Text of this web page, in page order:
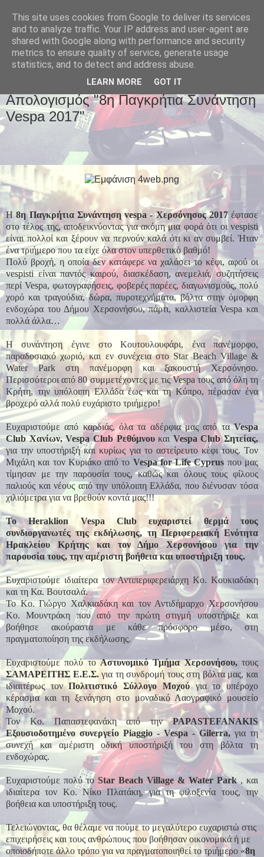
Απολογισμός "8η Παγκρήτια Συνάντηση
Vespa 2017"
Η8η Παγκρήτια Συνάντηση vespa - Χερσόνησος 2017έφτασε
στο τέλος της, αποδεικνύοντας για ακόμη μια φορά ότι οι vespisti
είναι πολλοί και ξέρουν να περνούν καλά ότι κι αν συμβεί. Ήταν
ένα τριήμερο που τα είχε όλα στον υπερθετικό βαθμό!
Πολύ βροχή, η οποία δεν κατάφερε να χαλάσει το κέφι, αφού οι
vespisti είναι παντός καιρού, διασκέδαση, ανεμελιά, συζητήσεις
περί Vespa, φωτογραφήσεις, φοβερές παρέες, διαγωνισμούς, πολύ
χορό και τραγούδια, δώρα, πυροτεχνήματα, βόλτα στην όμορφη
ενδοχώρα του Δήμου Χερσονήσου, πάρτι, καλλιστεία Vespa και
πολλά άλλα…
Η συνάντηση έγινε στο Κουτουλουφάρι, ένα πανέμορφο,
παραδοσιακό χωριό, και εν συνέχεια στο Star Beach Village &
Water Park στη πανέμορφη και ξακουστή Χερσόνησο.
Περισσότεροι από 80 συμμετέχοντες με τις Vespa τους από όλη τη
Κρήτη, την υπόλοιπη Ελλάδα έως και τη Κύπρο, πέρασαν ένα
βροχερό αλλά πολύ ευχάριστο τριήμερο!
Ευχαριστούμε από καρδιάς, όλα τα αδέρφια μας από ταVespa
Club Χανίων, Vespa Club Ρεθύμνουκαι Vespa Club Σητείας,
για την υποστήριξή και κυρίως για το αστείρευτο κέφι τους. Τον
Μιχάλη και τον Κυριάκο από το Vespa for Life Cyprus που μας
τίμησαν με την παρουσία τους, καθώς και όλους τους φίλους
παλιούς και νέους από την υπόλοιπη Ελλάδα, που διένυσαν τόσα
χιλιόμετρα για να βρεθούν κοντά μας!!!
Το Heraklion Vespa Club ευχαριστεί θερμά τους
συνδιοργανωτές της εκδήλωσης, τη Περιφερειακή Ενότητα
Ηρακλείου Κρήτης και τον Δήμο Χερσονήσου για την
παρουσία τους, την αμέριστη βοήθεια και υποστήριξη τους.
Ευχαριστούμε ιδιαίτερα τον Αντιπεριφερειάρχη Κο. Κουκιαδάκη
και τη Κα. Βουτσαλά.
Το Κο. Γιώργο Χαλκιαδάκη και τον Αντιδήμαρχο Χερσονήσου
Κο. Μουντράκη που από την πρώτη στιγμή υποστήριξε και
βοήθησε ακούραστα με κάθε πρόσφορο μέσο, στη
πραγματοποίηση της εκδήλωσης.
Ευχαριστούμε πολύ τοΑστυνομικό Τμήμα Χερσονήσου, τους
ΣΑΜΑΡΕΙΤΗΣ Ε.Ε.Σ.για τη συνδρομή τους στη βόλτα μας, και
ιδιαιτέρως τονΠολιτιστικό Σύλλογο Μοχούγια το υπέροχο
κέρασμα και τη ξενάγηση στο μοναδικό Λαογραφικό μουσείο
Μοχού.
Τον Κο. Παπαστεφανάκη από τηνPAPASTEFANAKIS
Εξουσιοδοτημένο συνεργείο Piaggio - Vespa - Gilerra, για τη
συνεχή και αμέριστη οδική υποστήριξή του στη βόλτα τη
ενδοχώρας.
Ευχαριστούμε πολύ το Star Beach Village & Water Park , και
ιδιαίτερα τον Κο. Νίκο Πλατάκη, για τη φιλοξενία τους, την
βοήθεια και υποστήριξη τους.
Τελειώνοντας, θα θέλαμε να πούμε το μεγαλύτερο ευχαριστώ στις
επιχειρήσεις και τους ανθρώπους που βοήθησαν οικονομικά ή με
οποιοδήποτε άλλο τρόπο για να πραγματοποιηθεί το τριήμερο «8η
This site uses cookies from Google to deliver its services
and to analyze traffic. Your IP address and user-agent are
shared with Google along with performance and security
metrics to ensure quality of service, generate usage
statistics, and to detect and address abuse.
LEARN MORE GOT IT